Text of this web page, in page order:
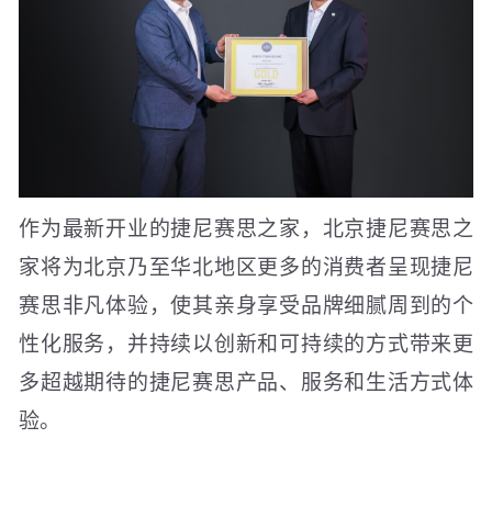
作为最新开业的捷尼赛思之家，北京捷尼赛思之
家将为北京乃至华北地区更多的消费者呈现捷尼
赛思非凡体验，使其亲身享受品牌细腻周到的个
性化服务，并持续以创新和可持续的方式带来更
多超越期待的捷尼赛思产品、服务和生活方式体
验。